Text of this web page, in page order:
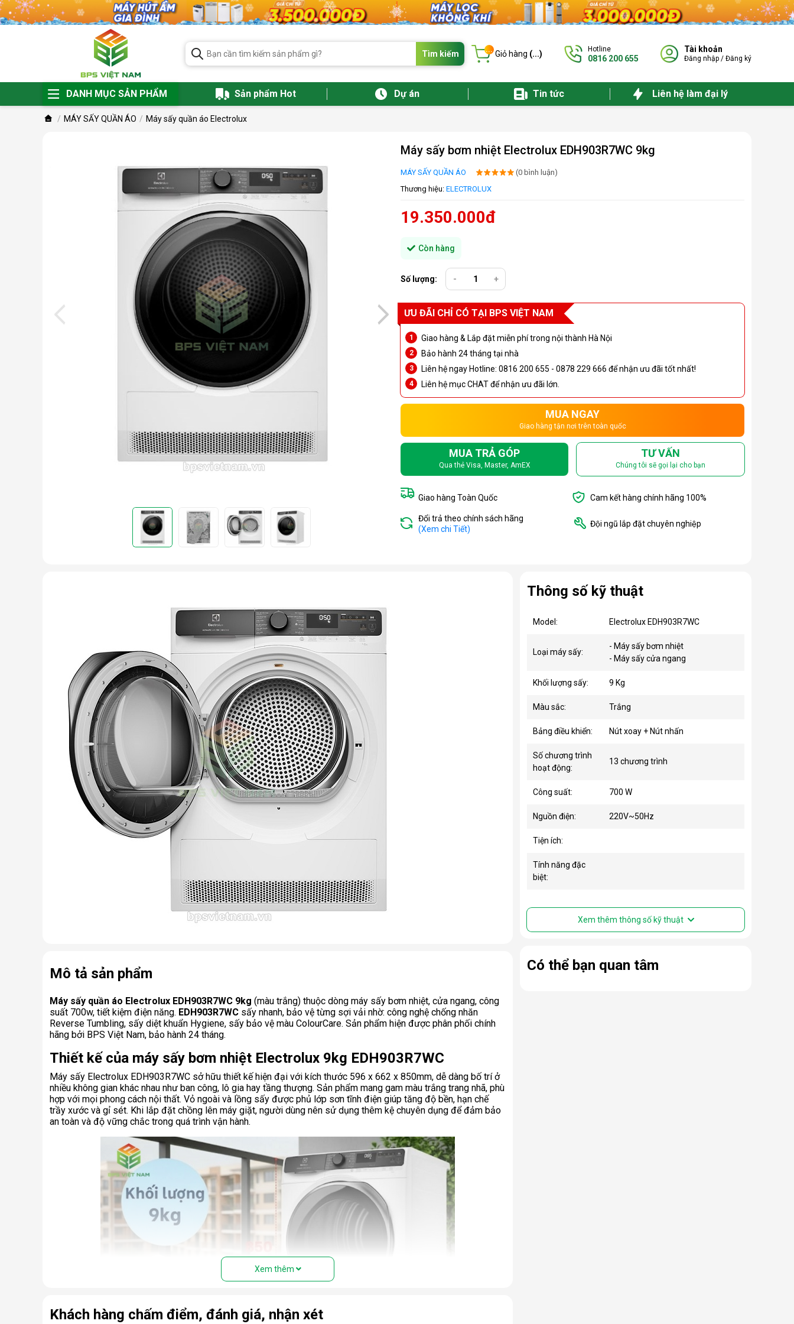
Tìm kiếm ... Giỏ hàng (...) Hotline
0816 200 655
Tài khoản
Đăng nhập / Đăng ký
DANH MỤC SẢN PHẨM Sản phẩm Hot Dự án Tin tức Liên hệ làm đại lý
MÁY SẤY QUẦN ÁO Máy sấy quần áo Electrolux
Máy sấy bơm nhiệt Electrolux EDH903R7WC 9kg
MÁY SẤY QUẦN ÁO
(0 bình luận)
Thương hiệu: ELECTROLUX
19.350.000đ
Còn hàng
Số lượng: - +
ƯU ĐÃI CHỈ CÓ TẠI BPS VIỆT NAM
Giao hàng & Lắp đặt miễn phí trong nội thành Hà Nội
Bảo hành 24 tháng tại nhà
Liên hệ ngay Hotline: 0816 200 655 - 0878 229 666 để nhận ưu đãi tốt nhất!
Liên hệ mục CHAT để nhận ưu đãi lớn.
MUA NGAY
Giao hàng tận nơi trên toàn quốc
MUA TRẢ GÓP
Qua thẻ Visa, Master, AmEX
TƯ VẤN
Chúng tôi sẽ gọi lại cho bạn
Giao hàng Toàn Quốc Cam kết hàng chính hãng 100%
Đổi trả theo chính sách hãng
(Xem chi Tiết)
Đội ngũ lắp đặt chuyên nghiệp
Mô tả sản phẩm
Máy sấy quần áo Electrolux EDH903R7WC 9kg (màu trắng) thuộc dòng máy sấy bơm nhiệt, cửa ngang, công
suất 700w, tiết kiệm điện năng. EDH903R7WC sấy nhanh, bảo vệ từng sợi vải nhờ: công nghệ chống nhăn
Reverse Tumbling, sấy diệt khuẩn Hygiene, sấy bảo vệ màu ColourCare. Sản phẩm hiện được phân phối chính
hãng bởi BPS Việt Nam, bảo hành 24 tháng.
Thiết kế của máy sấy bơm nhiệt Electrolux 9kg EDH903R7WC
Máy sấy Electrolux EDH903R7WC sở hữu thiết kế hiện đại với kích thước 596 x 662 x 850mm, dễ dàng bố trí ở
nhiều không gian khác nhau như ban công, lô gia hay tầng thượng. Sản phẩm mang gam màu trắng trang nhã, phù
hợp với mọi phong cách nội thất. Vỏ ngoài và lồng sấy được phủ lớp sơn tĩnh điện giúp tăng độ bền, hạn chế
trầy xước và gỉ sét. Khi lắp đặt chồng lên máy giặt, người dùng nên sử dụng thêm kệ chuyên dụng để đảm bảo
an toàn và độ vững chắc trong quá trình vận hành.
Xem thêm
Khách hàng chấm điểm, đánh giá, nhận xét
Thông số kỹ thuật
Model: Electrolux EDH903R7WC
Loại máy sấy:
- Máy sấy bơm nhiệt
- Máy sấy cửa ngang
Khối lượng sấy: 9 Kg
Màu sắc: Trắng
Bảng điều khiển: Nút xoay + Nút nhấn
Số chương trình
hoạt động:
13 chương trình
Công suất: 700 W
Nguồn điện: 220V~50Hz
Tiện ích:
Tính năng đặc
biệt:
Xem thêm thông số kỹ thuật
Có thể bạn quan tâm